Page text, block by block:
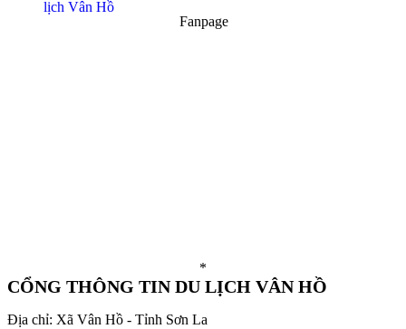
Fanpage
*
CỔNG THÔNG TIN DU LỊCH VÂN HỒ
Địa chỉ: Xã Vân Hồ - Tỉnh Sơn La